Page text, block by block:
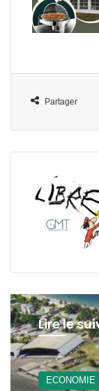
Partager
Lire le
ECONOMIE